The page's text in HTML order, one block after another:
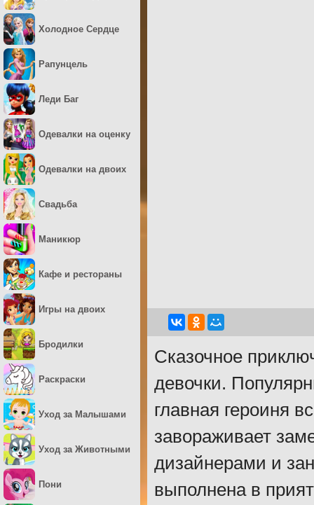
Сказочное
девочки.
главная героиня
завораживает
дизайнерами и
выполнена в
Холодное Сердце
Рапунцель
Леди Баг
Одевалки на оценку
Одевалки на двоих
Свадьба
Маникюр
Кафе и рестораны
Игры на двоих
Бродилки
Раскраски
Уход за Малышами
Уход за Животными
Пони